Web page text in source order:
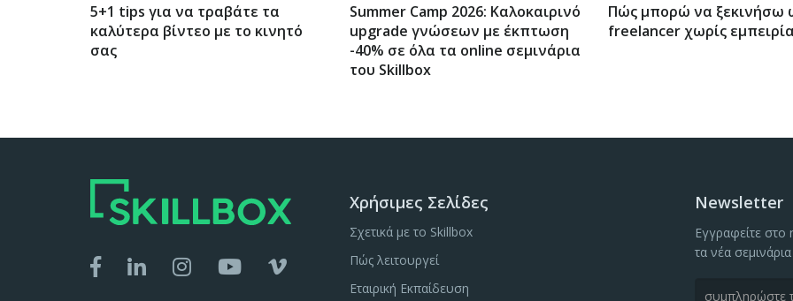
5+1 tips για να τραβάτε τα
καλύτερα βίντεο με το κινητό
σας
Summer Camp 2026: Καλοκαιρινό
upgrade γνώσεων με έκπτωση
-40% σε όλα τα online σεμινάρια
του Skillbox
Πώς μπορώ να ξεκινήσω
freelancer χωρίς εμπειρία
Newsletter
Εγγραφείτε στο
τα νέα
Χρήσιμες Σελίδες
Σχετικά με το Skillbox
Πώς λειτουργεί
Εταιρική Εκπαίδευση